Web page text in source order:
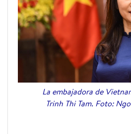
La embajadora de
Trinh Thi Tam. Foto: